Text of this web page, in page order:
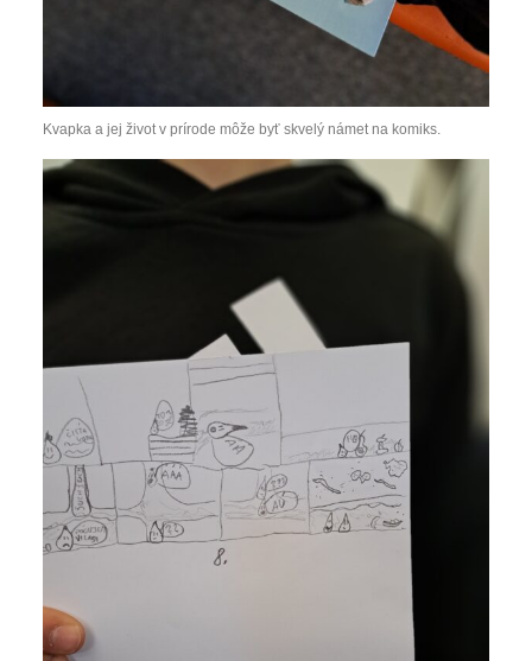
Kvapka a jej život v prírode môže byť skvelý námet na komiks.